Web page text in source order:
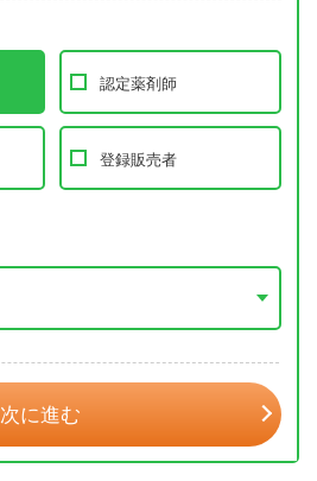
認定薬剤師
登録販売者
次に進む